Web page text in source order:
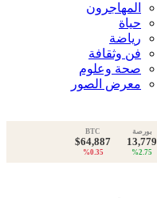
المهاجرون
حياة
رياضة
فن وثقافة
صحة وعلوم
معرض الصور
بورصة
13,779
%2.75
BTC
$64,887
%0.35